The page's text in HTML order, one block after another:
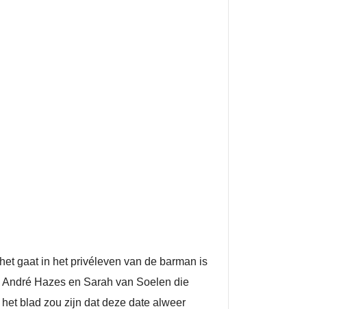
gaat in het privéleven van de barman is
Hazes en Sarah van Soelen die
blad zou zijn dat deze date alweer